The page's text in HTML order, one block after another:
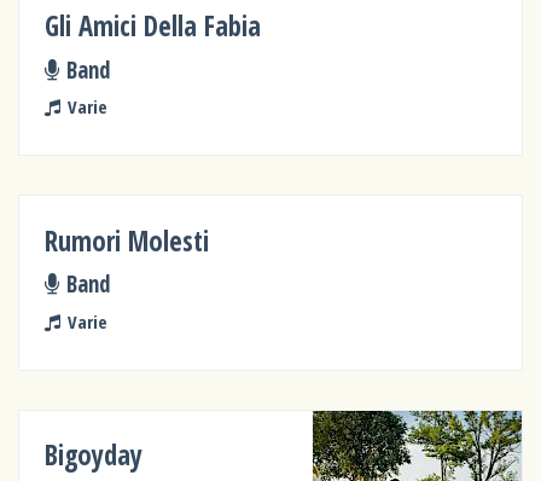
Gli Amici Della Fabia
Band
Varie
Rumori Molesti
Band
Varie
Bigoyday